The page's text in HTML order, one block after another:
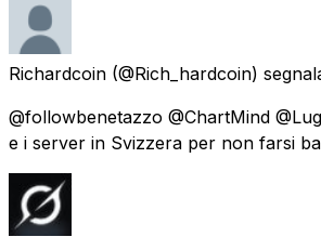
Richardcoin (@Rich_hardcoin)
@followbenetazzo @ChartMind
e i server in Svizzera per non farsi